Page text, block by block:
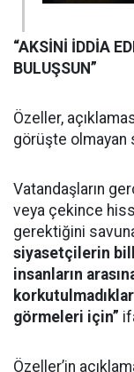
“AKSİNİ İDDİA
BULUŞSUN”
Özeller,
görüşte olmayan
Vatandaşların
veya çekince
gerektiğini
siyasetçilerin
insanların
görmeleri için”
Özeller’in